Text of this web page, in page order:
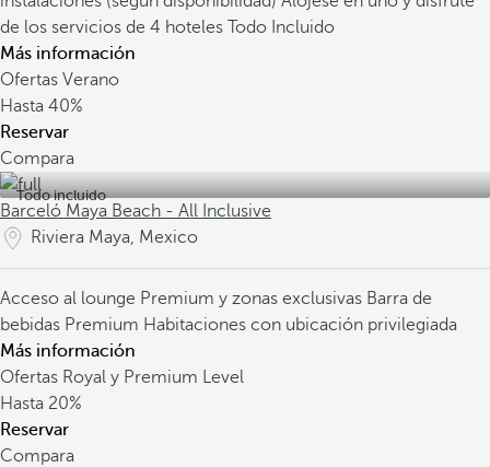
de los servicios de 4 hoteles Todo Incluido
Más información
Ofertas Verano
Hasta 40%
Reservar
Compara
Todo incluido
Barceló Maya Beach - All Inclusive
Riviera Maya, Mexico
Acceso al lounge Premium y zonas exclusivas Barra de
bebidas Premium Habitaciones con ubicación privilegiada
Más información
Ofertas Royal y Premium Level
Hasta 20%
Reservar
Compara